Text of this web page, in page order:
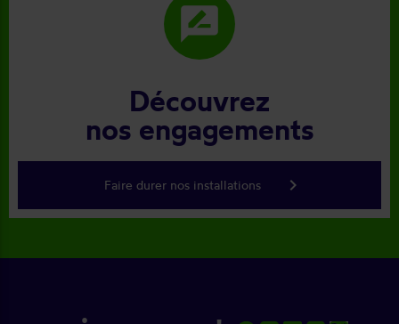
rate_review
Découvrez
nos engagements
Faire durer nos installations keyboard_arrow_right